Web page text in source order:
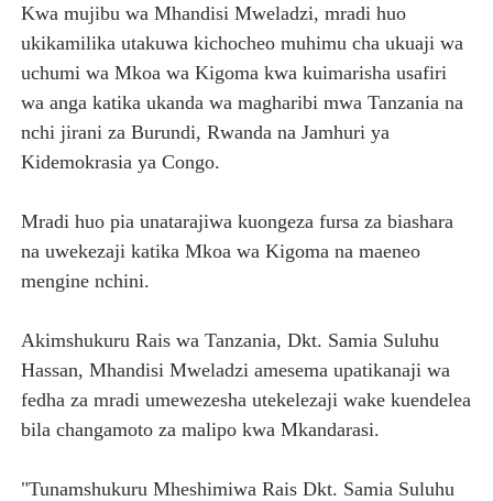
Kwa mujibu wa Mhandisi Mweladzi, mradi huo
ukikamilika utakuwa kichocheo muhimu cha ukuaji wa
uchumi wa Mkoa wa Kigoma kwa kuimarisha usafiri
wa anga katika ukanda wa magharibi mwa Tanzania na
nchi jirani za Burundi, Rwanda na Jamhuri ya
Kidemokrasia ya Congo.
Mradi huo pia unatarajiwa kuongeza fursa za biashara
na uwekezaji katika Mkoa wa Kigoma na maeneo
mengine nchini.
Akimshukuru Rais wa Tanzania, Dkt. Samia Suluhu
Hassan, Mhandisi Mweladzi amesema upatikanaji wa
fedha za mradi umewezesha utekelezaji wake kuendelea
bila changamoto za malipo kwa Mkandarasi.
"Tunamshukuru Mheshimiwa Rais Dkt. Samia Suluhu